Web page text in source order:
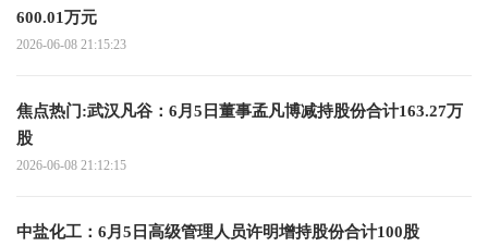
600.01万元
2026-06-08 21:15:23
焦点热门:武汉凡谷：6月5日董事孟凡博减持股份合计163.27万
股
2026-06-08 21:12:15
中盐化工：6月5日高级管理人员许明增持股份合计100股